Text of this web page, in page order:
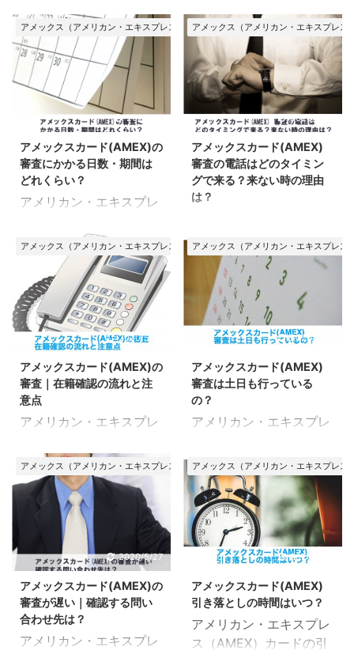
になるのか？ 詳細をチェ
ックしていきましょう！
アメックスのペイフレッ
クス（リボ払い）を使う
ための条件 ここでのポイ
ント 入会から3ヶ月を経
ている ボーナス・分割払
いに登録していない 引き
落とし口 ...
しょう。 アメックスカー
ドの審査に落ちた｜考え
られる5つの理由 アメッ
クスカードの審査に落ち
る原因は、主に5つ考え
られます。 申込基準を満
たしていない 申込時に不
備があった 収入面に問題
があった ...
査について、情報をまと
めたページです。 申込ん
でから時間が経っている
のに、何の音沙汰もな
い。 状況や結果を知りた
いけど、どうやって確認
すればいいのか？ その詳
細をチェックしていきま
しょう。 アメックスカー
ド(AMEX) 審査状況や結
果を確認する方法 この記
申し込みから審査結果が
届くまではやや時間がか
かり、通常1週間～10日
程度 3週間以上連絡がな
い場合は「お申し込み済
みの方専用窓口」へ電話
で確認 審査に時間がかか
るのは、混んでいるとき
や ...
査時間について、詳細を
まとめたページです。 ア
メックスカードは即日審
査に対応しておらず、他
のクレカよりも審査に時
間がかかります。 では、
どれくらいの時間がかか
るのか？少しでも短くす
ることはできないのか？
詳しく見ていきましょ
くらい？ 申込み・審査状
況によって前後します
が、目安は1週間〜10日
くらいです。 即日審査に
は対応しておらず、他の
クレカに比べても審査に
時間がかかります。 長引
くと3週間以上かかるこ
とも。 ただ ...
アメックス（アメリカン・エキスプレス）カード
2018/1/5
アメックスカード(AMEX)の
審査にかかる日数・期間は
どれくらい？
アメリカン・エキスプレ
査にかかる時間につい
て、詳細をまとめたペー
ジです。 アメックスカー
ドは他のクレカよりも、
審査に時間がかかる傾向
にあります。 では、どれ
くらい時間がかかるの
か？ 少しでも時間を短縮
することはできないの
か？ 詳しく見ていきまし
ょう。 アメックスカード
れくらい？ アメックスカ
ードに申込んでから審査
の結果がわかりまでに
は、1週間〜10日ほどか
かります。 即日審査には
対応していません。 ま
た、審査にかかる時間は
申込み・審査状況によっ
て前後します。 ...
アメックス（アメリカン・エキスプレス
2020/5/27
アメックスカード(AMEX)
審査の電話はどのタイミン
グで来る？来ない時の理由
は？
込んだ後に届く、電話連
絡について詳細をまとめ
たページです。 アメック
スカードに申込むと、在
籍確認の電話／結果連絡
ぞれどこに電話が来るの
か？ 申込んでからどれく
らいで電話が来るのか？
詳しく見ていきましょ
審査の電話はいつくる
の？ ここでのポイント
アメックスカードに申込
み、審査が完了したタイ
ミングで電話が届く おお
よその目安は1週間～10
日くらい アメックスカー
ドに申込み、審査が完了
したタイミングで電話が
届きます。 ...
アメックス（アメリカン・エキスプレス）カード
2020/5/27
アメックスカード(AMEX)の
審査｜在籍確認の流れと注
意点
アメリカン・エキスプレ
査で行われる、在籍確認
についての情報をまとめ
たページです。 審査の一
つとして行われる在籍確
認。 在籍確認なしで申込
むことはできるのか？ ま
た、本人不在だった場合
はどうなるのか？ 詳しく
見ていきましょう。 アメ
ックスカードの審査｜在
籍確認は絶対にあるの？
アメックス（アメリカン・エキスプレス
2020/5/27
アメックスカード(AMEX)
審査は土日も行っている
の？
アメリカン・エキスプレ
査は土日祝日も行ってい
るのか？という疑問を解
決するためのページで
す。 土日祝日の審査、即
日発行に対応しているク
レカも多いですが、アメ
か？ また、審査にはどれ
くらい時間がかかるの
か？ 詳細を見ていきまし
ょう。 アメックスカード
アメックス（アメリカン・エキスプレス）カード
2020/5/27
アメックスカード(AMEX)の
審査が遅い｜確認する問い
合わせ先は？
アメリカン・エキスプレ
アメックス（アメリカン・エキスプレス
2020/5/27
アメックスカード(AMEX)
引き落としの時間はいつ？
アメリカン・エキスプレ
ス（AMEX）カードの引